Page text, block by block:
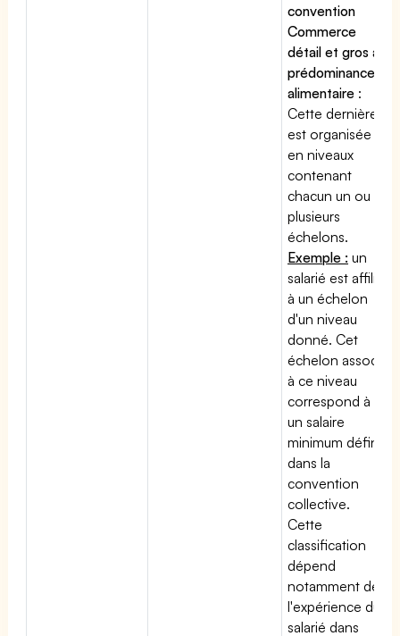
convention
Commerce
détail et gros à
prédominance
alimentaire :
Cette dernière
est organisée
en niveaux
contenant
chacun un ou
plusieurs
échelons.
Exemple : un
salarié est affilié
à un échelon
d'un niveau
donné. Cet
échelon associé
à ce niveau
correspond à
un salaire
minimum défini
dans la
convention
collective.
Cette
classification
dépend
notamment de
l'expérience du
salarié dans